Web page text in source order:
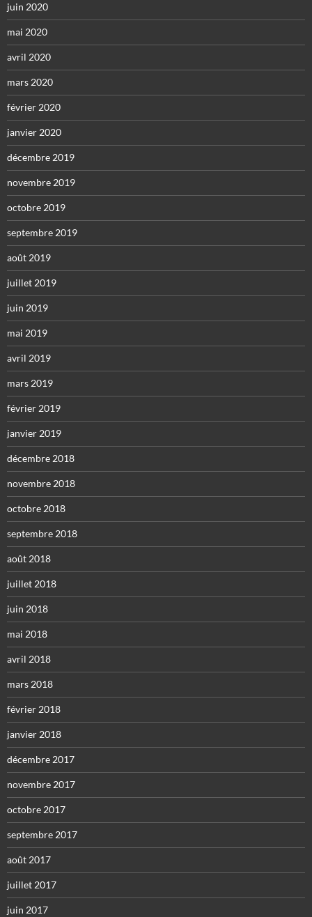
juin 2020
mai 2020
avril 2020
mars 2020
février 2020
janvier 2020
décembre 2019
novembre 2019
octobre 2019
septembre 2019
août 2019
juillet 2019
juin 2019
mai 2019
avril 2019
mars 2019
février 2019
janvier 2019
décembre 2018
novembre 2018
octobre 2018
septembre 2018
août 2018
juillet 2018
juin 2018
mai 2018
avril 2018
mars 2018
février 2018
janvier 2018
décembre 2017
novembre 2017
octobre 2017
septembre 2017
août 2017
juillet 2017
juin 2017